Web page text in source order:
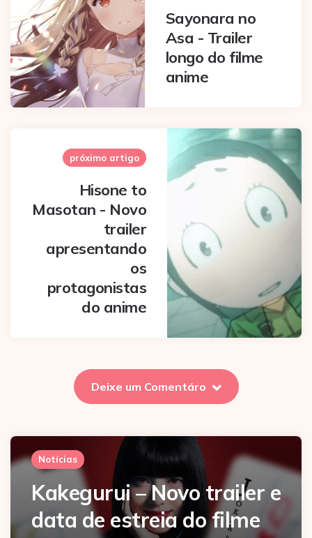
Sayonara no
Asa - Trailer
longo do filme
anime
próximo artigo
Hisone to
Masotan - Novo
trailer
apresentando
os
protagonistas
do anime
Deixe um Comentáro
Notícias
Kakegurui – Novo trailer e
data de estreia do filme